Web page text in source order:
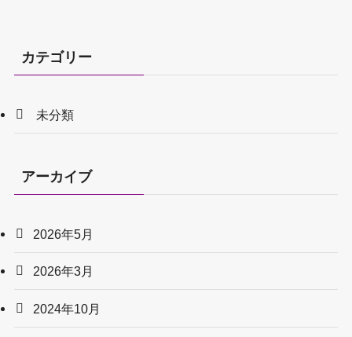
カテゴリー
未分類
アーカイブ
2026年5月
2026年3月
2024年10月